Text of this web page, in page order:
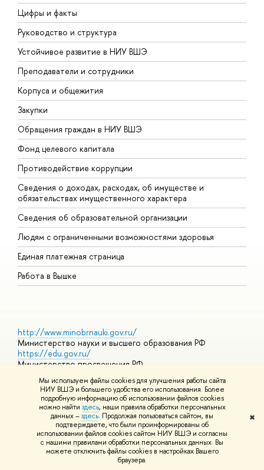
Мы используем файлы cookies для улучшения работы сайта
НИУ ВШЭ и большего удобства его использования. Более
подробную информацию об использовании файлов cookies
можно найти здесь, наши правила обработки персональных
данных –здесь. Продолжая пользоваться сайтом, вы
подтверждаете, что были проинформированы об
использовании файлов cookies сайтом НИУ ВШЭ и согласны
с нашими правилами обработки персональных данных. Вы
можете отключить файлы cookies в настройках Вашего
браузера.
✖
Цифры и факты
Руководство и структура
Устойчивое развитие в НИУ ВШЭ
Преподаватели и сотрудники
Корпуса и общежития
Закупки
Обращения граждан в НИУ ВШЭ
Фонд целевого капитала
Противодействие коррупции
Сведения о доходах, расходах, об имуществе и
обязательствах имущественного характера
Сведения об образовательной организации
Людям с ограниченными возможностями здоровья
Единая платежная страница
Работа в Вышке
http://www.minobrnauki.gov.ru/
Министерство науки и высшего образования РФ
https://edu.gov.ru/
Министерство просвещения РФ
https://elearning.hse.ru/mooc
Массовые открытые онлайн-курсы
© НИУ ВШЭ 1993–2026 Адреса и контактыУсловия
использования материалов Политика конфиденциальности
Шрифты HSE Sans и HSE Slab разработаны вШколе дизайна НИУ